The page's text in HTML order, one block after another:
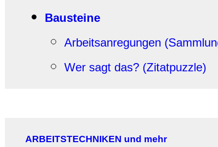
Bausteine
Arbeitsanregungen
Wer sagt das? (Zitatpuzzle)
ARBEITSTECHNIKEN und mehr